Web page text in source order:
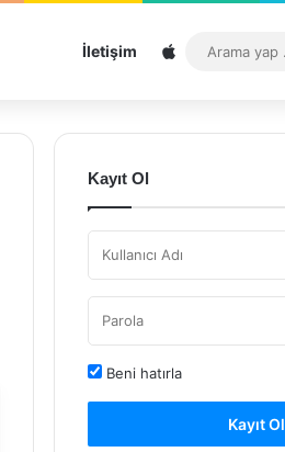
İletişim Sitemap
Kayıt Ol
Beni hatırla
Kayıt Ol